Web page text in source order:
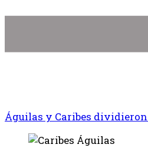
Águilas y Caribes